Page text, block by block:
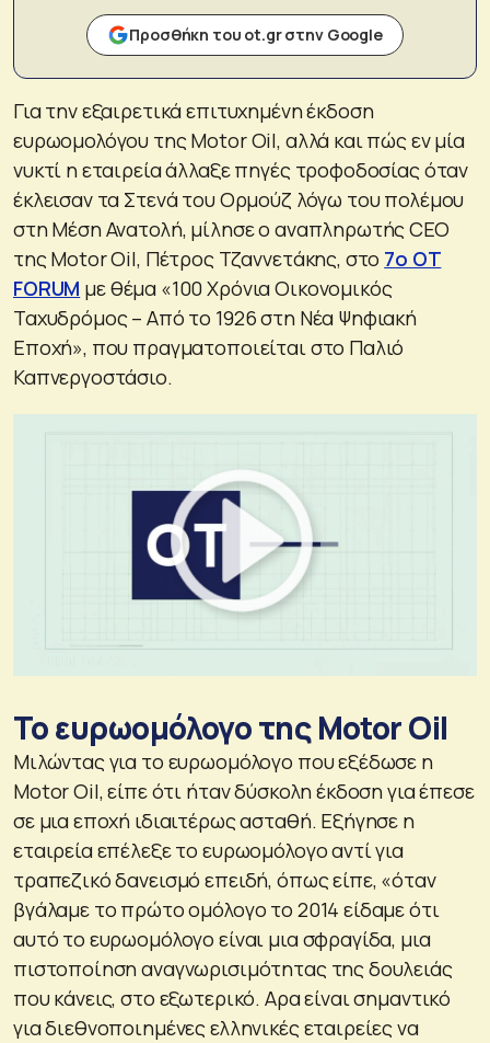
Προσθήκη του ot.gr στην Google
Για την εξαιρετικά επιτυχημένη έκδοση
ευρωομολόγου της Motor Oil, αλλά και πώς εν μία
νυκτί η εταιρεία άλλαξε πηγές τροφοδοσίας όταν
έκλεισαν τα Στενά του Ορμούζ λόγω του πολέμου
στη Μέση Ανατολή, μίλησε ο αναπληρωτής CEO
της Motor Oil, Πέτρος Τζαννετάκης, στο 7ο OT
FORUM με θέμα «100 Χρόνια Οικονομικός
Ταχυδρόμος – Από το 1926 στη Νέα Ψηφιακή
Εποχή», που πραγματοποιείται στο Παλιό
Καπνεργοστάσιο.
Το ευρωομόλογο της Motor Oil
Μιλώντας για το ευρωομόλογο που εξέδωσε η
Motor Oil, είπε ότι ήταν δύσκολη έκδοση για έπεσε
σε μια εποχή ιδιαιτέρως ασταθή. Εξήγησε η
εταιρεία επέλεξε το ευρωομόλογο αντί για
τραπεζικό δανεισμό επειδή, όπως είπε, «όταν
βγάλαμε το πρώτο ομόλογο το 2014 είδαμε ότι
αυτό το ευρωομόλογο είναι μια σφραγίδα, μια
πιστοποίηση αναγνωρισιμότητας της δουλειάς
που κάνεις, στο εξωτερικό. Αρα είναι σημαντικό
για διεθνοποιημένες ελληνικές εταιρείες να